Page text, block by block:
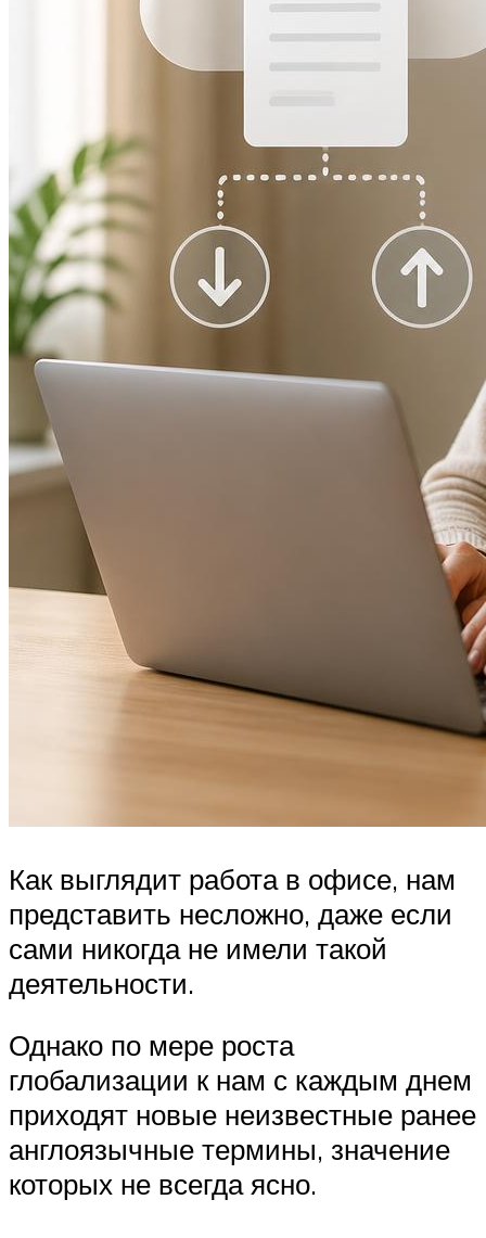
Как выглядит работа в офисе, нам
представить несложно, даже если
сами никогда не имели такой
деятельности.
Однако по мере роста
глобализации к нам с каждым днем
приходят новые неизвестные ранее
англоязычные термины, значение
которых не всегда ясно.